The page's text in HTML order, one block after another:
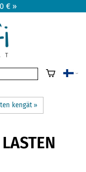
€ »
kengät ‪»